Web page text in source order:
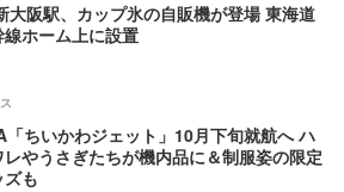
大阪駅、カップ氷の自販機が登場 東海道
線ホーム上に設置
「ちいかわジェット」10月下旬就航へ ハ
レやうさぎたちが機内品に＆制服姿の限定
ズも